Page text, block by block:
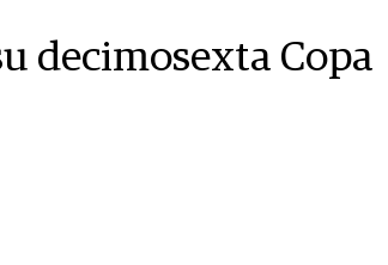
decimosexta Copa